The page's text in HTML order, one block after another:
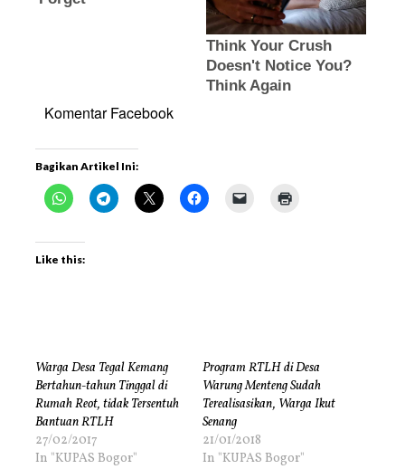
Komentar Facebook
Bagikan Artikel Ini:
Like this:
Warga Desa Tegal Kemang
Bertahun-tahun Tinggal di
Rumah Reot, tidak Tersentuh
Bantuan RTLH
27/02/2017
In "KUPAS Bogor"
Program RTLH di Desa
Warung Menteng Sudah
Terealisasikan, Warga Ikut
Senang
21/01/2018
In "KUPAS Bogor"